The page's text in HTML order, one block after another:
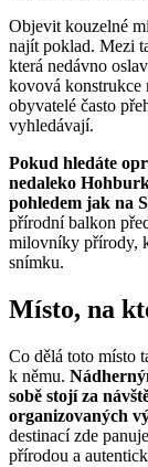
Objevit kouzelné
najít poklad. Mezi
která nedávno
kovová konstrukce
obyvatelé často
vyhledávají.
Pokud hledáte
nedaleko
pohledem jak na
přírodní balkon
milovníky přírody,
snímku.
Místo, na
Co dělá toto místo
k němu.
sobě stojí za
organizovaných
destinací zde
přírodou a